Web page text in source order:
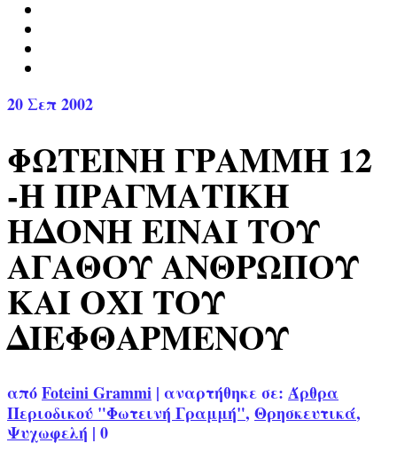
20Σεπ 2002
ΦΩΤΕΙΝΗ ΓΡΑΜΜΗ 12
-Η ΠΡΑΓΜΑΤΙΚΗ
ΗΔΟΝΗ ΕΙΝΑΙ ΤΟΥ
ΑΓΑΘΟΥ ΑΝΘΡΩΠΟΥ
ΚΑΙ ΟΧΙ ΤΟΥ
ΔΙΕΦΘΑΡΜΕΝΟΥ
απόFoteini Grammi | αναρτήθηκε σε: Άρθρα
Περιοδικού "Φωτεινή Γραμμή", Θρησκευτικά,
Ψυχωφελή | 0